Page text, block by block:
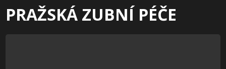
PRAŽSKÁ ZUBNÍ PÉČE